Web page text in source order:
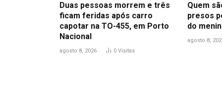
Duas pessoas morrem e três
ficam feridas após carro
capotar na TO-455, em Porto
Nacional
agosto 8, 2026 0 Visitas
Quem
presos
do
agosto 8,